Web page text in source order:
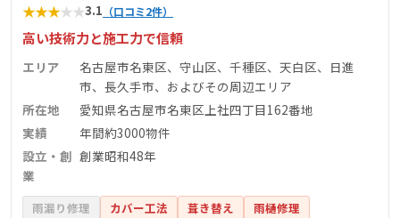
★★★★★3.1 （口コミ2件）
高い技術力と施工力で信頼
エリア
名古屋市名東区、守山区、千種区、天白区、日進
市、長久手市、およびその周辺エリア
所在地
愛知県名古屋市名東区上社四丁目162番地
実績
年間約3000物件
設立・創
業
創業昭和48年
雨漏り修理 カバー工法 葺き替え
雨樋修理